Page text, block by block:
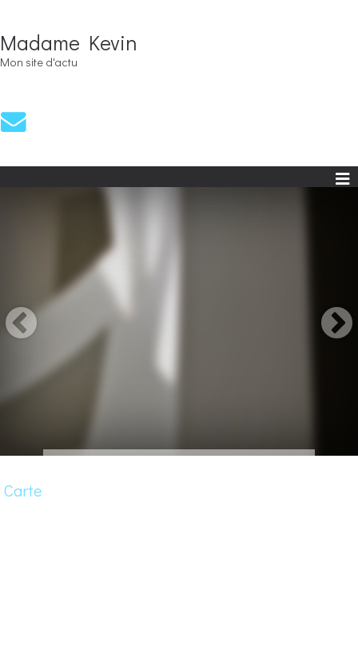
Madame Kevin
Mon site d'actu
Carte